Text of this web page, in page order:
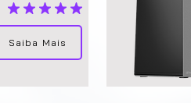
average rating is 5 out of 5
Saiba Mais